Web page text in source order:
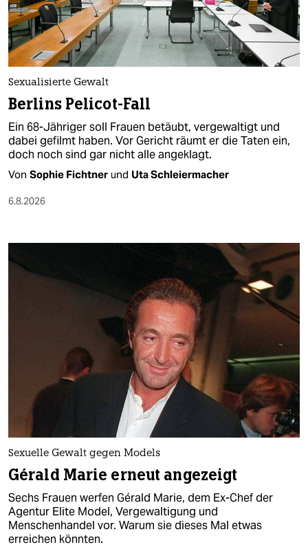
nord
wahrheit
verlag
verlag
veranstaltungen
shop
fragen & hilfe
abo
genossenschaft
Sexualisierte Gewalt
Berlins Pelicot-Fall
Ein 68-Jähriger soll Frauen betäubt, vergewaltigt und
dabei gefilmt haben. Vor Gericht räumt er die Taten ein,
doch noch sind gar nicht alle angeklagt.
Von Sophie Fichtner und Uta Schleiermacher
6.8.2026
Sexuelle Gewalt gegen Models
Gérald Marie erneut angezeigt
Sechs Frauen werfen Gérald Marie, dem Ex-Chef der
Agentur Elite Model, Vergewaltigung und
Menschenhandel vor. Warum sie dieses Mal etwas
erreichen könnten.